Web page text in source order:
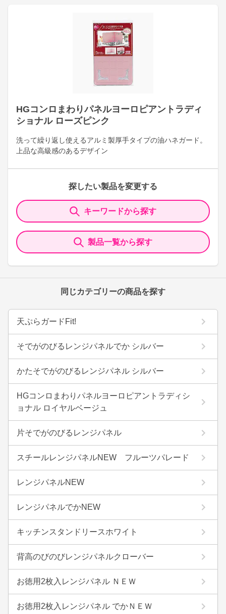
HGコンロまわりパネルヨーロピアントラディ
ショナル ローズピンク
洗って繰り返し使えるアルミ製厚手タイプの油ハネガード。
上品な高級感のあるデザイン
探したい製品を変更する
キーワードから探す
製品一覧から探す
同じカテゴリーの商品を探す
天ぷらガードFit!
そでがのびるレンジパネルでか シルバー
かたそでがのびるレンジパネル シルバー
HGコンロまわりパネルヨーロピアントラディシ
ョナル ロイヤルベージュ
片そでがのびるレンジパネル
スチールレンジパネルNEW フルーツパレード
レンジパネルNEW
レンジパネルでかNEW
キッチンスタンドリースホワイト
背高のびのびレンジパネルクローバー
お徳用2枚入レンジパネル ＮＥＷ
お徳用2枚入レンジパネル でかＮＥＷ